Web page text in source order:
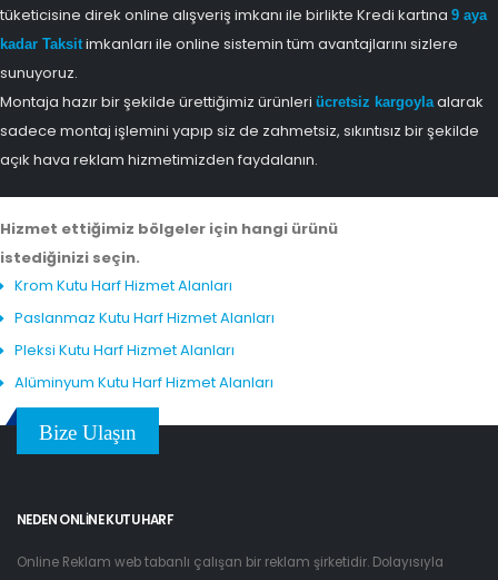
tüketicisine direk online alışveriş imkanı ile birlikte Kredi kartına 9 aya
kadar Taksitimkanları ile online sistemin tüm avantajlarını sizlere
sunuyoruz.
Montaja hazır bir şekilde ürettiğimiz ürünleri ücretsiz kargoylaalarak
sadece montaj işlemini yapıp siz de zahmetsiz, sıkıntısız bir şekilde
açık hava reklam hizmetimizden faydalanın.
Hizmet ettiğimiz bölgeler için hangi ürünü
istediğinizi seçin.
Krom Kutu Harf Hizmet Alanları
Paslanmaz Kutu Harf Hizmet Alanları
Pleksi Kutu Harf Hizmet Alanları
Alüminyum Kutu Harf Hizmet Alanları
Bize Ulaşın
NEDEN ONLINE KUTU HARF
Online Reklam web tabanlı çalışan bir reklam şirketidir. Dolayısıyla